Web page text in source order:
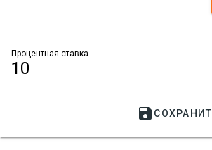
Процентная ставка
10
